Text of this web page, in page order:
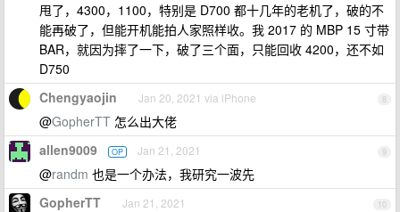
甩了，4300，1100，特别是 D700 都十几年的老机了，破的不
能再破了，但能开机能拍人家照样收。我 2017 的 MBP 15 寸带
BAR，就因为摔了一下，破了三个面，只能回收 4200，还不如
D750
8
Chengyaojin Jan 20, 2021 via iPhone
@GopherTT 怎么出大佬
9
allen9009 OP Jan 21, 2021
@randm 也是一个办法，我研究一波先
10
GopherTT Jan 21, 2021